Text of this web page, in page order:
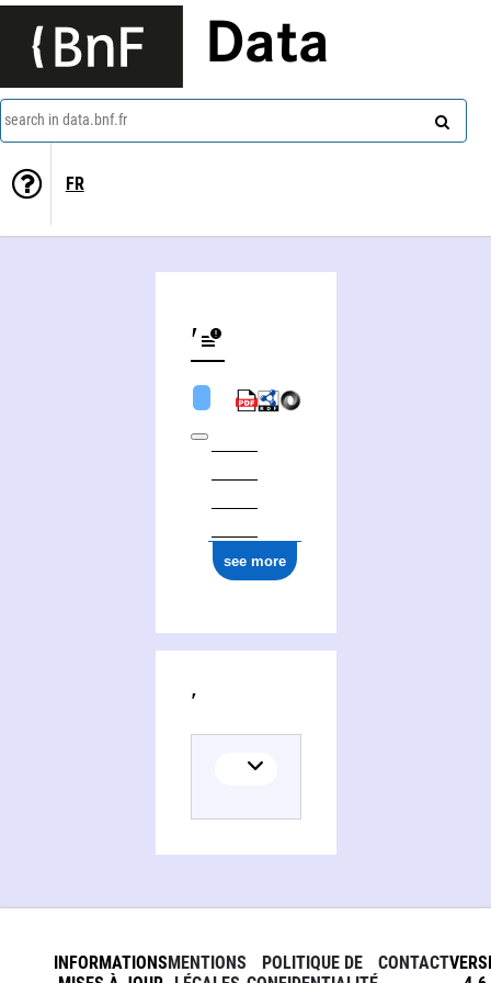
Data
search in data.bnf.fr
FR
Natalʹâ Orlova
see more
Activities of Natalʹâ Orlova
INFORMATIONSMENTIONS
POLITIQUE DE
CONTACT